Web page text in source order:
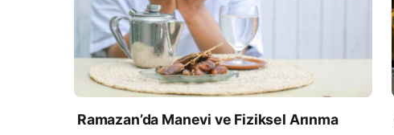
Ramazan’da Manevi ve Fiziksel Arınma